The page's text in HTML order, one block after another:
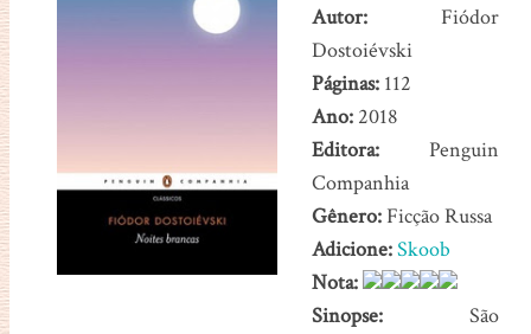
Autor:Fiódor
Dostoiévski
Páginas:112
Ano:2018
Editora:Penguin
Companhia
Gênero:Ficção Russa
Adicione:Skoob
Nota:
Sinopse:São